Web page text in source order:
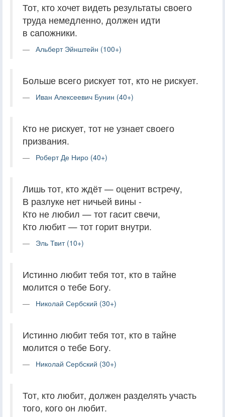
Тот, кто хочет видеть результаты своего
труда немедленно, должен идти
в сапожники.
Альберт Эйнштейн (100+)
Больше всего рискует тот, кто не рискует.
Иван Алексеевич Бунин (40+)
Кто не рискует, тот не узнает своего
призвания.
Роберт Де Ниро (40+)
Лишь тот, кто ждёт — оценит встречу,
В разлуке нет ничьей вины -
Кто не любил — тот гасит свечи,
Кто любит — тот горит внутри.
Эль Твит (10+)
Истинно любит тебя тот, кто в тайне
молится о тебе Богу.
Николай Сербский (30+)
Истинно любит тебя тот, кто в тайне
молится о тебе Богу.
Николай Сербский (30+)
Тот, кто любит, должен разделять участь
того, кого он любит.